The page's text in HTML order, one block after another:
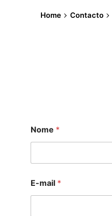
Home Contacto
Nome *
E-mail *